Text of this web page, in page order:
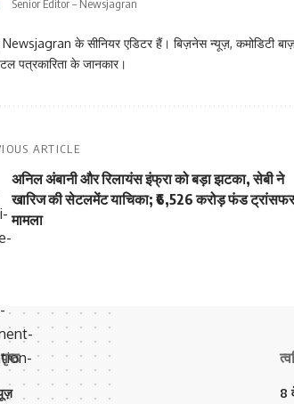
Senior Editor – Newsjagran
Newsjagran के सीनियर एडिटर हैं। बिज़नेस न्यूज़, कमोडिटी
पत्रकारिता के जानकार।
ARTICLE
अनिल अंबानी और रिलायंस इंफ्रा को बड़ा झटका, सेबी ने
खारिज की सेटलमेंट याचिका; ₹6,526 करोड़ फंड ट्रांसफर
मामला
8